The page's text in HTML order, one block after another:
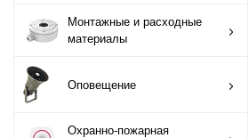
Охранно-пожарная
Монтажные и расходные
материалы
Оповещение
Охранно-пожарная